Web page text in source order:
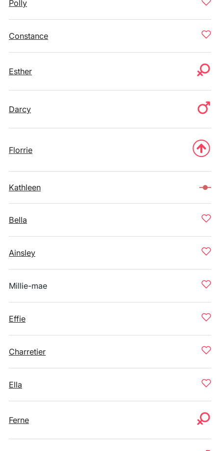
Polly
Constance
Esther
Darcy
Florrie
Kathleen
Bella
Ainsley
Millie-mae
Effie
Charretier
Ella
Ferne